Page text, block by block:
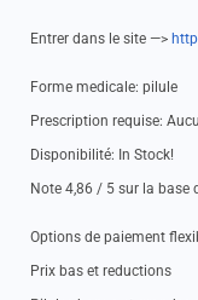
Entrer dans le site —>
Forme medicale: pilule
Prescription requise:
Disponibilité: In Stock!
Note 4,86 / 5 sur la base
Options de paiement
Prix bas et reductions